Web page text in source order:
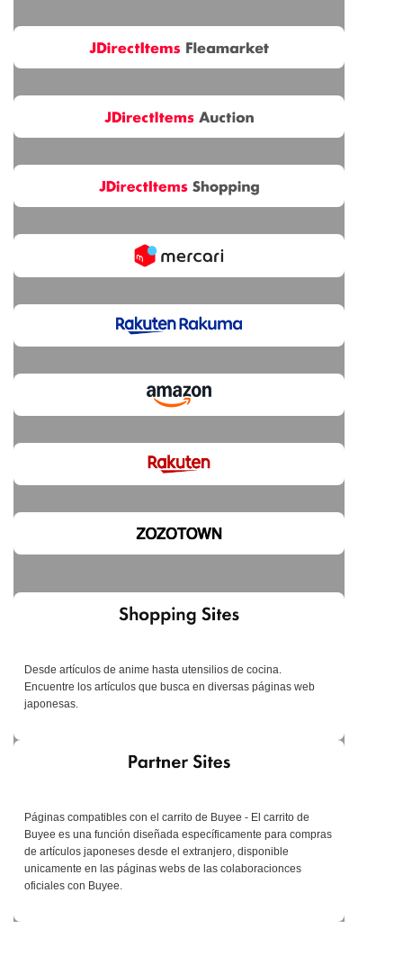
Desde artículos de anime hasta utensilios de cocina.
Encuentre los artículos que busca en diversas páginas web
japonesas.
Páginas compatibles con el carrito de Buyee - El carrito de
Buyee es una función diseñada específicamente para compras
de artículos japoneses desde el extranjero, disponible
unicamente en las páginas webs de las colaboracionces
oficiales con Buyee.